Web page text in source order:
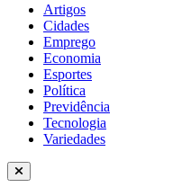
Artigos
Cidades
Emprego
Economia
Esportes
Política
Previdência
Tecnologia
Variedades